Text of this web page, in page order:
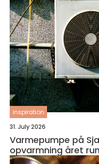
inspiration
31. July 2026
Varmepumpe på
opvarmning året